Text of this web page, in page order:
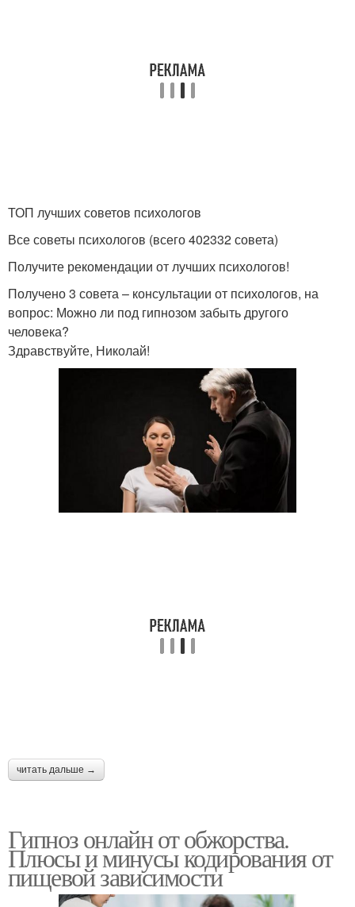
ТОП лучших советов психологов
Все советы психологов (всего 402332 совета)
Получите рекомендации от лучших психологов!
Получено 3 совета – консультации от психологов, на
вопрос: Можно ли под гипнозом забыть другого
человека?
Здравствуйте, Николай!
читать дальше →
Гипноз онлайн от обжорства.
Плюсы и минусы кодирования от
пищевой зависимости